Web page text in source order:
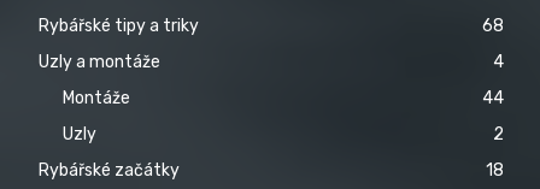
Rybářské tipy a triky
68
Uzly a montáže
4
Montáže
44
Uzly
2
Rybářské začátky
18